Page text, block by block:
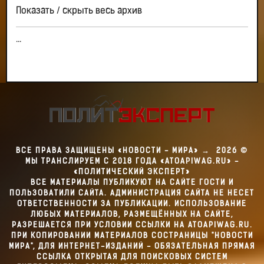
Показать / скрыть весь архив
...
ВСЕ ПРАВА ЗАЩИЩЕНЫ «НОВОСТИ - МИРА» → 2026 ©
МЫ ТРАНСЛИРУЕМ С 2018 ГОДА «ATOAPIWAG.RU» -
«ПОЛИТИЧЕСКИЙ ЭКСПЕРТ»
ВСЕ МАТЕРИАЛЫ ПУБЛИКУЮТ НА САЙТЕ ГОСТИ И
ПОЛЬЗОВАТИЛИ САЙТА. АДМИНИСТРАЦИЯ САЙТА НЕ НЕСЕТ
ОТВЕТСТВЕННОСТИ ЗА ПУБЛИКАЦИИ. ИСПОЛЬЗОВАНИЕ
ЛЮБЫХ МАТЕРИАЛОВ, РАЗМЕЩЁННЫХ НА САЙТЕ,
РАЗРЕШАЕТСЯ ПРИ УСЛОВИИ ССЫЛКИ НА ATOAPIWAG.RU.
ПРИ КОПИРОВАНИИ МАТЕРИАЛОВ СОСТРАНИЦЫ "НОВОСТИ
МИРА", ДЛЯ ИНТЕРНЕТ-ИЗДАНИЙ - ОБЯЗАТЕЛЬНАЯ ПРЯМАЯ
ССЫЛКА ОТКРЫТАЯ ДЛЯ ПОИСКОВЫХ СИСТЕМ